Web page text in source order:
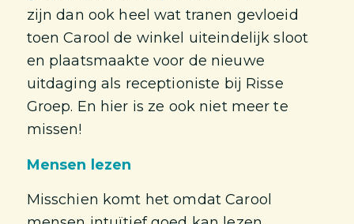
zijn dan ook heel wat tranen gevloeid
toen Carool de winkel uiteindelijk sloot
en plaatsmaakte voor de nieuwe
uitdaging als receptioniste bij Risse
Groep. En hier is ze ook niet meer te
missen!
Mensen lezen
Misschien komt het omdat Carool